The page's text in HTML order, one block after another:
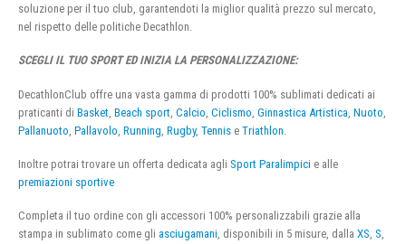
soluzione per il tuo club, garantendoti la miglior qualità prezzo sul mercato,
nel rispetto delle politiche Decathlon.
SCEGLI IL TUO SPORT ED INIZIA LA PERSONALIZZAZIONE:
DecathlonClub offre una vasta gamma di prodotti 100% sublimati dedicati ai
praticanti di Basket Beach sport Calcio Ciclismo Ginnastica Artistica Nuoto
Pallanuoto Pallavolo Running Rugby, Tennis e Triathlon
Inoltre potrai trovare un offerta dedicata agli Sport Paralimpici e alle
premiazioni sportive
Completa il tuo ordine con gli accessori 100% personalizzabili grazie alla
stampa in sublimato come gli asciugamani, disponibili in 5 misure, dalla XS, S,